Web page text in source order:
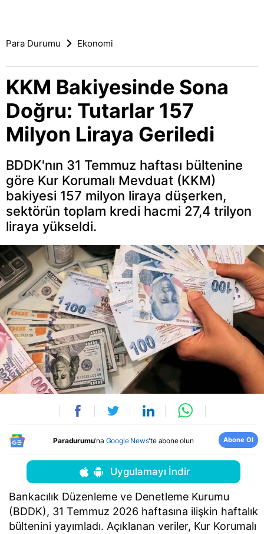
Para Durumu Ekonomi
KKM Bakiyesinde Sona
Doğru: Tutarlar 157
Milyon Liraya Geriledi
BDDK'nın 31 Temmuz haftası bültenine
göre Kur Korumalı Mevduat (KKM)
bakiyesi 157 milyon liraya düşerken,
sektörün toplam kredi hacmi 27,4 trilyon
liraya yükseldi.
Paradurumu'na Google News'te abone olun Abone Ol
Uygulamayı İndir
Bankacılık Düzenleme ve Denetleme Kurumu
(BDDK), 31 Temmuz 2026 haftasına ilişkin haftalık
bültenini yayımladı. Açıklanan veriler, Kur Korumalı